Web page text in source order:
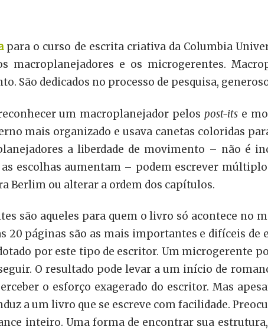
para o curso de escrita criativa da Columbia
macroplanejadores e os microgerentes.
São dedicados no processo de pesquisa,
um macroplanejador pelos post-itse
mais organizado e usava canetas coloridas
a liberdade de movimento – não é
escolhas aumentam – podem escrever
Berlim ou alterar a ordem dos capítulos.
são aqueles para quem o livro só acontece no
20 páginas são as mais importantes e difíceis de
por este tipo de escritor. Um microgerente
O resultado pode levar a um início de
o esforço exagerado do escritor. Mas
a um livro que se escreve com facilidade.
inteiro. Uma forma de encontrar sua